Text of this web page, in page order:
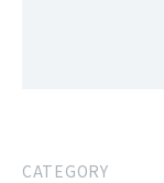
CATEGORY